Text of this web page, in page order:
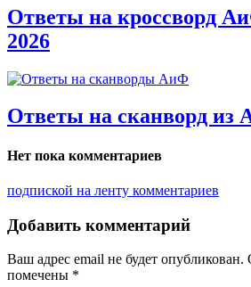
Ответы на кроссворд
2026
Ответы на сканворд из
Нет пока комментариев
подпиской на ленту комментариев
Добавить комментарий
Ваш адрес email не будет опубликован.
помечены *